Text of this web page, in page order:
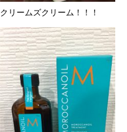
クリームズクリーム！！！